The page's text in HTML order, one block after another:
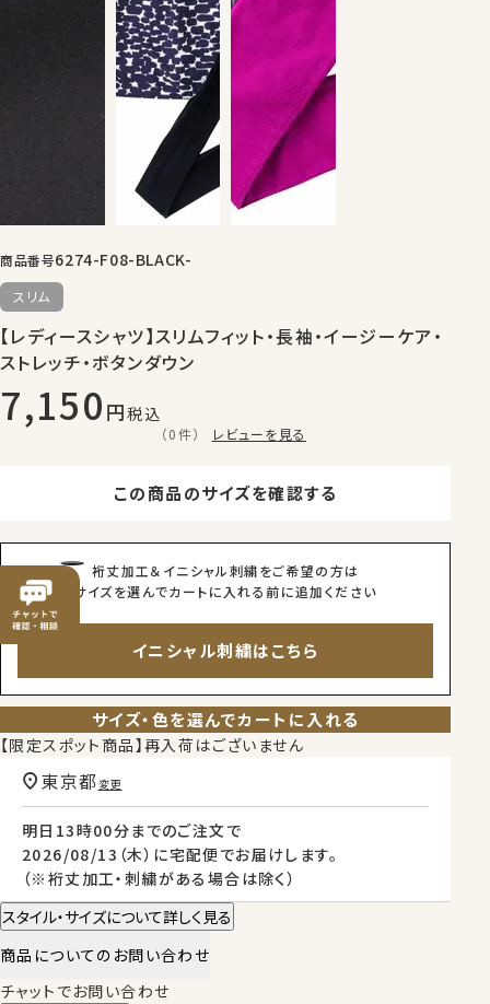
商品番号6274-F08-BLACK-
スリム
【レディースシャツ】スリムフィット・長袖・イージーケア・
ストレッチ・ボタンダウン
7,150 税込
（0件） レビューを見る
この商品のサイズを確認する
裄丈加工＆イニシャル刺繍をご希望の方は
サイズを選んでカートに入れる前に追加ください
イニシャル刺繍はこちら
サイズ・色を選んでカートに入れる
【限定スポット商品】再入荷はございません
明日 13時00分までのご注文で
2026/08/13（木） に宅配便 でお届けします。
（※裄丈加工・刺繍がある場合は除く）
東京都変更
スタイル・サイズについて詳しく見る
商品についてのお問い合わせ
チャットでお問い合わせ